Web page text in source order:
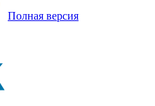
Полная версия